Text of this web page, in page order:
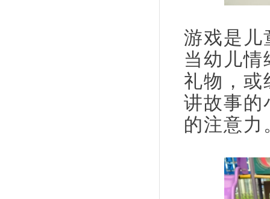
游戏是儿
当幼儿
礼物，或
讲故事的
的注意力